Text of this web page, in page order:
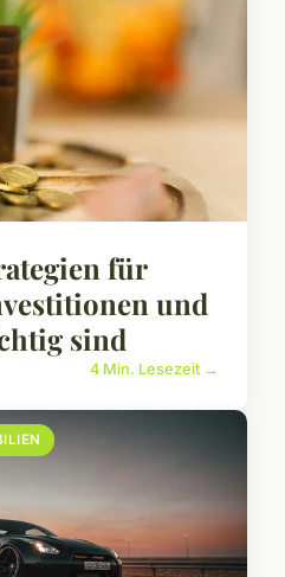
für
und
sind
4 Min. Lesezeit →